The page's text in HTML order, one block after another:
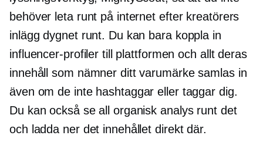
behöver leta runt på internet efter kreatörers
inlägg dygnet runt. Du kan bara koppla in
influencer-profiler till plattformen och allt deras
innehåll som nämner ditt varumärke samlas in
även om de inte hashtaggar eller taggar dig.
Du kan också se all organisk analys runt det
och ladda ner det innehållet direkt där.